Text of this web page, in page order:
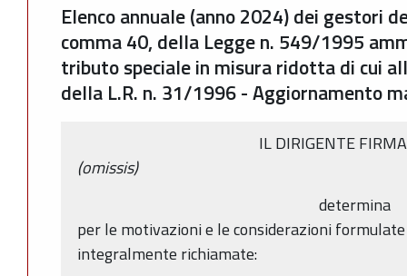
Elenco annuale (anno 2024) dei gestori
comma 40, della Legge n. 549/1995
tributo speciale in misura ridotta di cui
della L.R. n. 31/1996 - Aggiornamento
IL DIRIGENTE
(omissis)
determina
per le motivazioni e le considerazioni
integralmente richiamate: